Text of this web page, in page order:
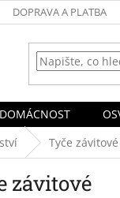
DOPRAVA A PLATBA
DOMÁCNOST
Tyče závitové
závitové